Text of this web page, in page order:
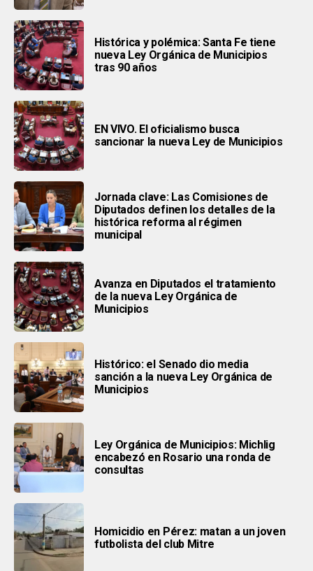
Histórica y polémica: Santa Fe tiene
nueva Ley Orgánica de Municipios
tras 90 años
EN VIVO. El oficialismo busca
sancionar la nueva Ley de Municipios
Jornada clave: Las Comisiones de
Diputados definen los detalles de la
histórica reforma al régimen
municipal
Avanza en Diputados el tratamiento
de la nueva Ley Orgánica de
Municipios
Histórico: el Senado dio media
sanción a la nueva Ley Orgánica de
Municipios
Ley Orgánica de Municipios: Michlig
encabezó en Rosario una ronda de
consultas
Homicidio en Pérez: matan a un joven
futbolista del club Mitre